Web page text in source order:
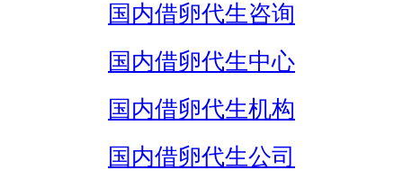
国内借卵代生咨询
国内借卵代生中心
国内借卵代生机构
国内借卵代生公司